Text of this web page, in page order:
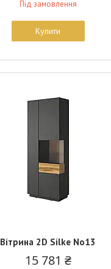
Під замовлення
Купити
Вітрина 2D Silke No13
15 781 ₴